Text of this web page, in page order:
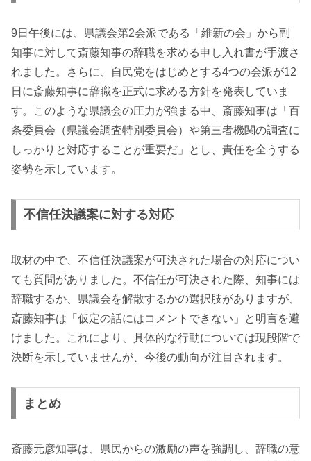
9日午後には、県議会第2会派である「維新の会」から副
知事に対して斎藤知事の辞職を求める申し入れ書が手渡さ
れました。さらに、自民党をはじめとする4つの会派が12
日に斎藤知事に辞職を正式に求める方針を発表していま
す。このような県議会の圧力が強まる中、斎藤知事は「百
条委員会（県議会調査特別委員会）や第三者機関の調査に
しっかりと対応することが重要だ」とし、責任を全うする
姿勢を示しています。
不信任決議案に対する対応
取材の中で、不信任決議案が可決された場合の対応につい
ても質問がありました。不信任が可決された際、知事には
辞職するか、県議会を解散するかの選択肢がありますが、
斎藤知事は「仮定の話にはコメントできない」と明言を避
けました。これにより、具体的な行動については現段階で
決断を示していませんが、今後の動向が注目されます。
まとめ
斎藤元彦知事は、県民からの激励の声を強調し、辞職の意